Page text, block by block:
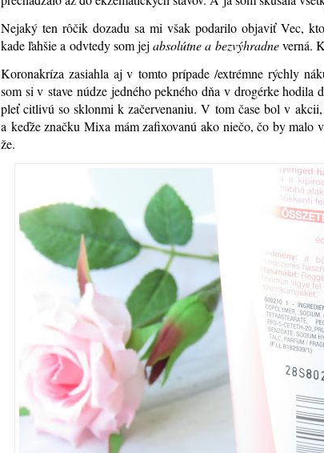
Nejaký ten rôčik dozadu sa mi však podarilo objaviť Vec,
kade ľahšie a odvtedy som jej absolútne a bezvýhradneverná.
Koronakríza zasiahla aj v tomto prípade /extrémne rýchly
som si v stave núdze jedného pekného dňa v drogérke hodila
pleť citlivú so sklonmi k začervenaniu. V tom čase bol v
a keďže značku Mixa mám zafixovanú ako niečo, čo by malo
že.